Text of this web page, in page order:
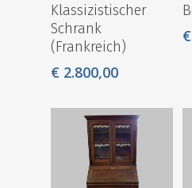
Klassizistischer
Schrank
(Frankreich)
€ 2.800,00
€